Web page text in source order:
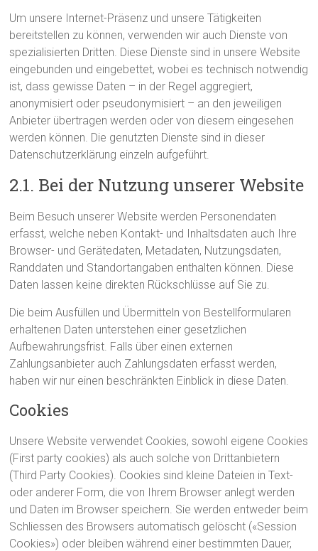
Um unsere Internet-Präsenz und unsere Tätigkeiten
bereitstellen zu können, verwenden wir auch Dienste von
spezialisierten Dritten. Diese Dienste sind in unsere Website
eingebunden und eingebettet, wobei es technisch notwendig
ist, dass gewisse Daten – in der Regel aggregiert,
anonymisiert oder pseudonymisiert – an den jeweiligen
Anbieter übertragen werden oder von diesem eingesehen
werden können. Die genutzten Dienste sind in dieser
Datenschutzerklärung einzeln aufgeführt.
2.1. Bei der Nutzung unserer Website
Beim Besuch unserer Website werden Personendaten
erfasst, welche neben Kontakt- und Inhaltsdaten auch Ihre
Browser- und Gerätedaten, Metadaten, Nutzungsdaten,
Randdaten und Standortangaben enthalten können. Diese
Daten lassen keine direkten Rückschlüsse auf Sie zu.
Die beim Ausfüllen und Übermitteln von Bestellformularen
erhaltenen Daten unterstehen einer gesetzlichen
Aufbewahrungsfrist. Falls über einen externen
Zahlungsanbieter auch Zahlungsdaten erfasst werden,
haben wir nur einen beschränkten Einblick in diese Daten.
Cookies
Unsere Website verwendet Cookies, sowohl eigene Cookies
(First party cookies) als auch solche von Drittanbietern
(Third Party Cookies). Cookies sind kleine Dateien in Text-
oder anderer Form, die von Ihrem Browser anlegt werden
und Daten im Browser speichern. Sie werden entweder beim
Schliessen des Browsers automatisch gelöscht («Session
Cookies») oder bleiben während einer bestimmten Dauer,